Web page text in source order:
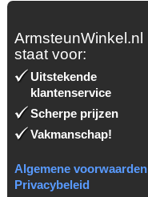
ArmsteunWinkel.nl
staat voor:
Uitstekende
klantenservice
Scherpe prijzen
Vakmanschap!
Algemene voorwaarden
Privacybeleid